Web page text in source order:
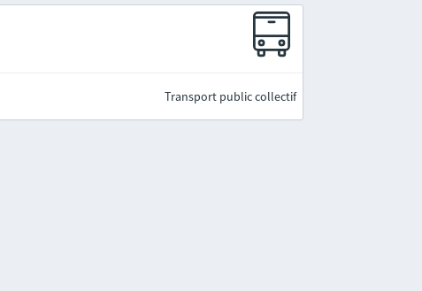
Transport public collectif